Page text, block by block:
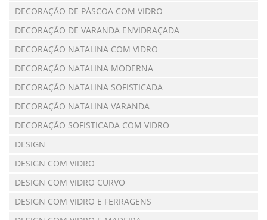
DECORAÇÃO DE PÁSCOA COM VIDRO
DECORAÇÃO DE VARANDA ENVIDRAÇADA
DECORAÇÃO NATALINA COM VIDRO
DECORAÇÃO NATALINA MODERNA
DECORAÇÃO NATALINA SOFISTICADA
DECORAÇÃO NATALINA VARANDA
DECORAÇÃO SOFISTICADA COM VIDRO
DESIGN
DESIGN COM VIDRO
DESIGN COM VIDRO CURVO
DESIGN COM VIDRO E FERRAGENS